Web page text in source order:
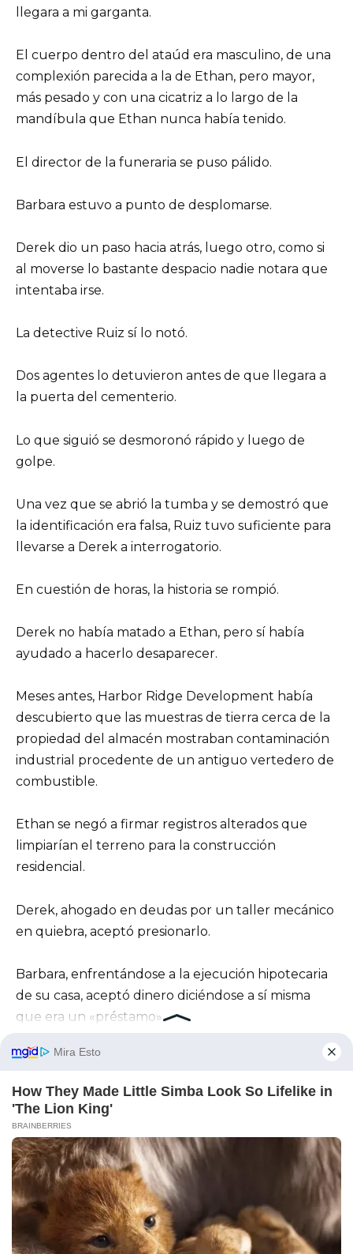
llegara a mi garganta.
El cuerpo dentro del ataúd era masculino, de una
complexión parecida a la de Ethan, pero mayor,
más pesado y con una cicatriz a lo largo de la
mandíbula que Ethan nunca había tenido.
El director de la funeraria se puso pálido.
Barbara estuvo a punto de desplomarse.
Derek dio un paso hacia atrás, luego otro, como si
al moverse lo bastante despacio nadie notara que
intentaba irse.
La detective Ruiz sí lo notó.
Dos agentes lo detuvieron antes de que llegara a
la puerta del cementerio.
Lo que siguió se desmoronó rápido y luego de
golpe.
Una vez que se abrió la tumba y se demostró que
la identificación era falsa, Ruiz tuvo suficiente para
llevarse a Derek a interrogatorio.
En cuestión de horas, la historia se rompió.
Derek no había matado a Ethan, pero sí había
ayudado a hacerlo desaparecer.
Meses antes, Harbor Ridge Development había
descubierto que las muestras de tierra cerca de la
propiedad del almacén mostraban contaminación
industrial procedente de un antiguo vertedero de
combustible.
Ethan se negó a firmar registros alterados que
limpiarían el terreno para la construcción
residencial.
Derek, ahogado en deudas por un taller mecánico
en quiebra, aceptó presionarlo.
Barbara, enfrentándose a la ejecución hipotecaria
de su casa, aceptó dinero diciéndose a sí misma
que era un «préstamo».
Pensaron que Ethan cedería.
En cambio, él lo copió todo y amenazó con
exponer el acuerdo.
Según la declaración de Derek, la confrontación se
volvió violenta en el almacén la mañana en que yo
volvía en avión a casa.